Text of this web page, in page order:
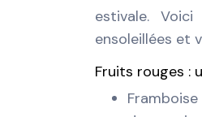
estivale.
ensoleillées et
Fruits rouges :